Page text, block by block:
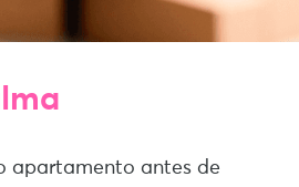
apartamento antes de